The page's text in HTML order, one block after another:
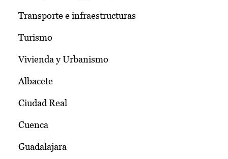
Transporte e infraestructuras
Turismo
Vivienda y Urbanismo
Albacete
Ciudad Real
Cuenca
Guadalajara